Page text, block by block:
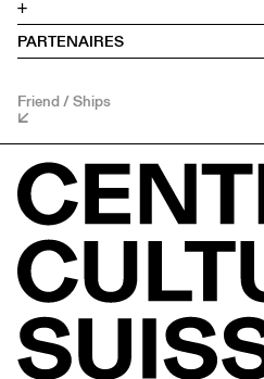
+
PARTENAIRES
Friend / Ships